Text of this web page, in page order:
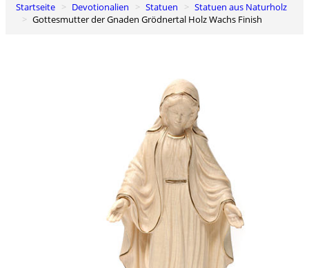
0
Warenkorb
Startseite Devotionalien Statuen
Statuen aus Naturholz
Gottesmutter der Gnaden Grödnertal Holz Wachs Finish